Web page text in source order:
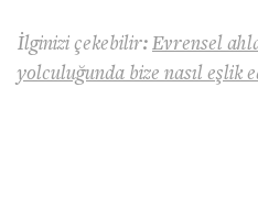
İlginizi çekebilir: Evrensel
yolculuğunda bize nasıl eşlik